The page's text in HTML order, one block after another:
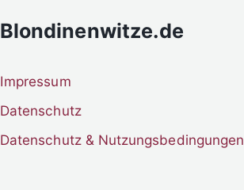
Blondinenwitze.de
Impressum
Datenschutz
Datenschutz & Nutzungsbedingungen